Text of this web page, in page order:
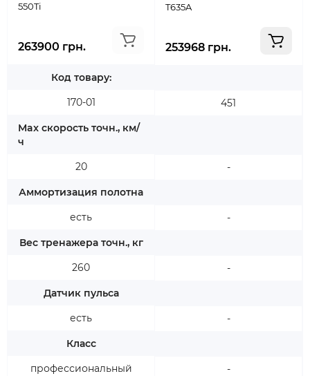
550Ti
263900 грн.
Код товару:
170-01
Max скорость точн., км/
ч
20
Аммортизация полотна
есть
Вес тренажера точн., кг
260
Датчик пульса
есть
Класс
профессиональный
T635A
253968 грн.
451
-
-
-
-
-